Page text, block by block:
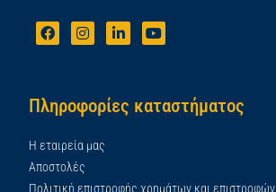
Πληροφορίες καταστήματος
Η εταιρεία μας
Αποστολές
Πολιτική επιστροφής χρημάτων και επιστροφών